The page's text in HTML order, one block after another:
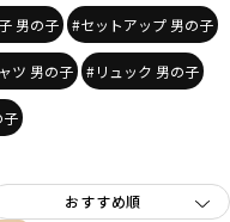
男の子 #セットアップ 男の子
ツ 男の子 #リュック 男の子
子